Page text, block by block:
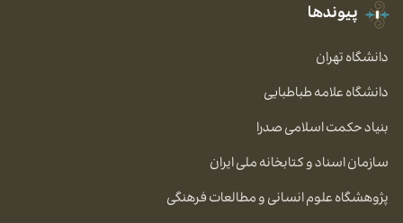
پیوندها
دانشگاه تهران
دانشگاه علامه طباطبایی
بنیاد حکمت اسلامی صدرا
سازمان اسناد و کتابخانه ملی ایران
پژوهشگاه علوم انسانی و مطالعات فرهنگی